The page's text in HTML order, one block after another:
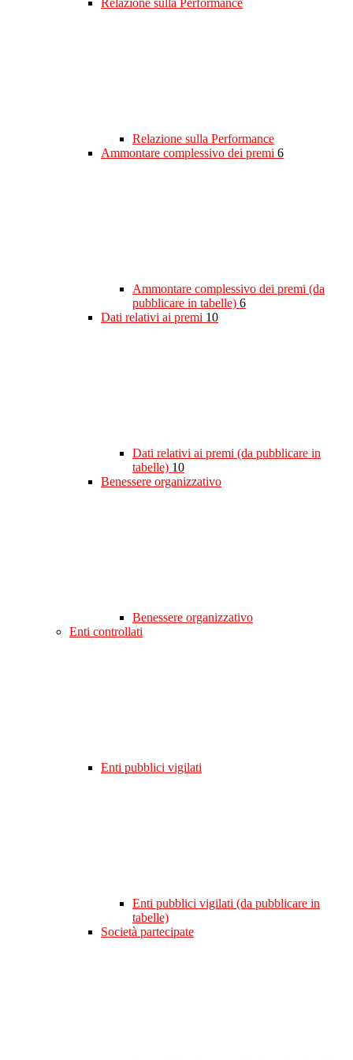
Relazione sulla Performance
Relazione sulla Performance
Ammontare complessivo dei premi 6
Ammontare complessivo dei premi (da
pubblicare in tabelle) 6
Dati relativi ai premi 10
Dati relativi ai premi (da pubblicare in
tabelle) 10
Benessere organizzativo
Benessere organizzativo
Enti controllati
Enti pubblici vigilati
Enti pubblici vigilati (da pubblicare in
tabelle)
Società partecipate